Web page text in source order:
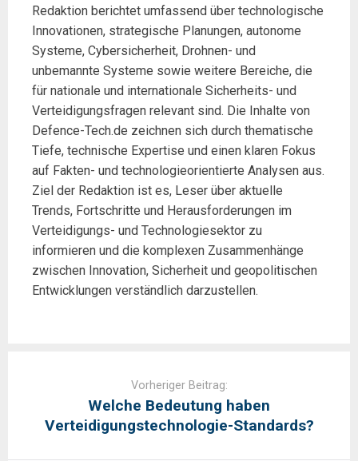
Redaktion berichtet umfassend über technologische
Innovationen, strategische Planungen, autonome
Systeme, Cybersicherheit, Drohnen- und
unbemannte Systeme sowie weitere Bereiche, die
für nationale und internationale Sicherheits- und
Verteidigungsfragen relevant sind. Die Inhalte von
Defence-Tech.de zeichnen sich durch thematische
Tiefe, technische Expertise und einen klaren Fokus
auf Fakten- und technologieorientierte Analysen aus.
Ziel der Redaktion ist es, Leser über aktuelle
Trends, Fortschritte und Herausforderungen im
Verteidigungs- und Technologiesektor zu
informieren und die komplexen Zusammenhänge
zwischen Innovation, Sicherheit und geopolitischen
Entwicklungen verständlich darzustellen.
Vorheriger Beitrag:
Welche Bedeutung haben
Verteidigungstechnologie-Standards?